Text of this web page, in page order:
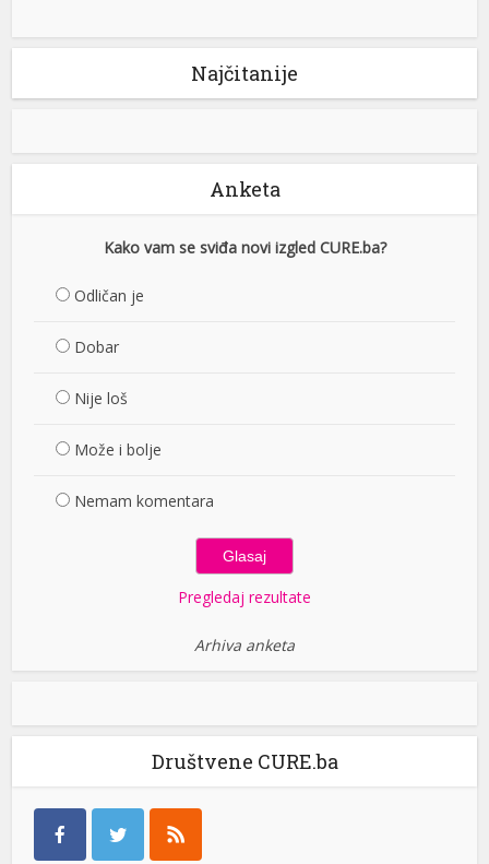
Najčitanije
Anketa
Kako vam se sviđa novi izgled CURE.ba?
Odličan je
Dobar
Nije loš
Može i bolje
Nemam komentara
Pregledaj rezultate
Arhiva anketa
Društvene CURE.ba